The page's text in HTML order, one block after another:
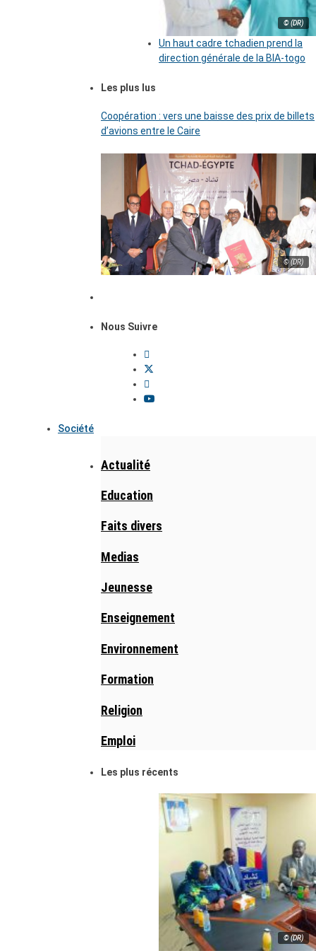
© (DR)
Un haut cadre tchadien prend la
direction générale de la BIA-togo
Les plus lus
Coopération : vers une baisse des prix de billets
d’avions entre le Caire
© (DR)
Nous Suivre
Société
Actualité
Education
Faits divers
Medias
Jeunesse
Enseignement
Environnement
Formation
Religion
Emploi
Les plus récents
© (DR)